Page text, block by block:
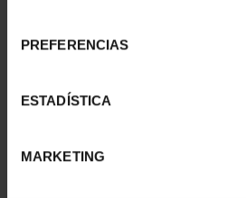
PREFERENCIAS
ESTADÍSTICA
MARKETING
SUSCRIPCIÓN
949,00 €